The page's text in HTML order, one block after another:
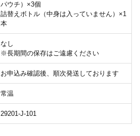
パウチ）×3個
詰替えボトル（中身は入っていません）×1
本
なし
※長期間の保存はご遠慮ください
お申込み確認後、順次発送しております
常温
29201-J-101